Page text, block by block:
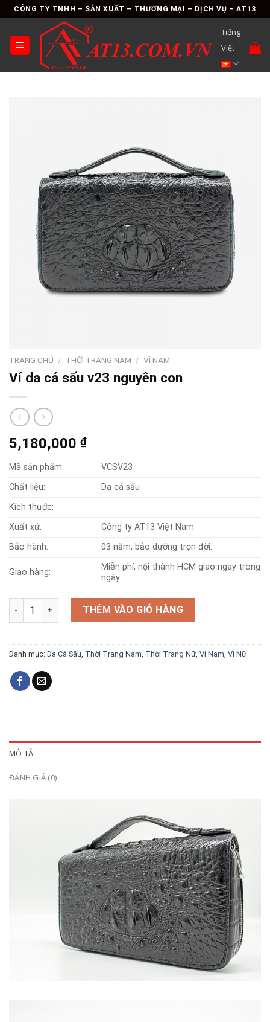
Skip
to
content
CÔNG TY TNHH – SẢN XUẤT – THƯƠNG MẠI – DỊCH VỤ – AT13
Tiếng
Việt
TRANG CHỦ / THỜI TRANG NAM / VÍ NAM
Ví da cá sấu v23 nguyên con
5,180,000 ₫
Mã sản phẩm:
VCSV23
Chất liệu:
Da cá sấu
Kích thước:
Xuất xứ:
Công ty AT13 Việt Nam
Bảo hành:
03 năm, bảo dưỡng trọn đời.
Giao hàng:
Miễn phí, nội thành HCM giao ngay trong
ngày.
Ví da cá sấu v23 nguyên con số lượng
THÊM VÀO GIỎ HÀNG
Danh mục: Da Cá Sấu, Thời Trang Nam, Thời Trang Nữ, Ví Nam, Ví Nữ
MÔ TẢ
ĐÁNH GIÁ (0)